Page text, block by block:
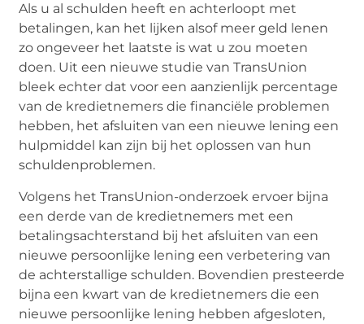
Als u al schulden heeft en achterloopt met
betalingen, kan het lijken alsof meer geld lenen
zo ongeveer het laatste is wat u zou moeten
doen. Uit een nieuwe studie van TransUnion
bleek echter dat voor een aanzienlijk percentage
van de kredietnemers die financiële problemen
hebben, het afsluiten van een nieuwe lening een
hulpmiddel kan zijn bij het oplossen van hun
schuldenproblemen.
Volgens het TransUnion-onderzoek ervoer bijna
een derde van de kredietnemers met een
betalingsachterstand bij het afsluiten van een
nieuwe persoonlijke lening een verbetering van
de achterstallige schulden. Bovendien presteerde
bijna een kwart van de kredietnemers die een
nieuwe persoonlijke lening hebben afgesloten,